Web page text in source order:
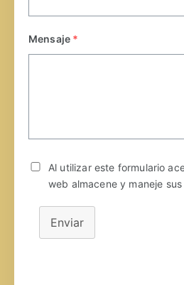
Mensaje *
Al utilizar este formulario
web almacene y maneje
Enviar